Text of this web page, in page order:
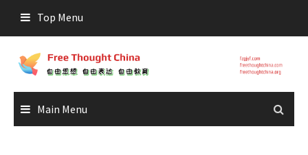
content
Top Menu
Main Menu